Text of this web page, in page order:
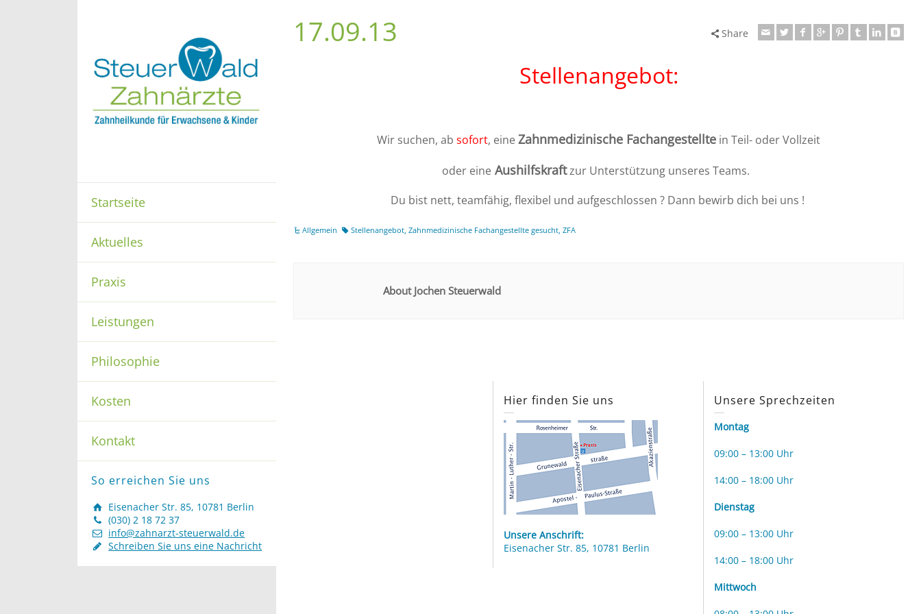
Startseite
Aktuelles
Praxis
Leistungen
Philosophie
Kosten
Kontakt
So erreichen Sie uns
Eisenacher Str. 85, 10781 Berlin
(030) 2 18 72 37
info@zahnarzt-steuerwald.de
Schreiben Sie uns eine Nachricht
17.09.13 Share
Stellenangebot:
Wir suchen, ab sofort, eineZahnmedizinische Fachangestellte in Teil- oder Vollzeit
oder eine Aushilfskraftzur Unterstützung unseres Teams.
Du bist nett, teamfähig, flexibel und aufgeschlossen ? Dann bewirb dich bei uns !
Allgemein Stellenangebot, Zahnmedizinische Fachangestellte gesucht, ZFA
About Jochen Steuerwald
Hier finden Sie uns
Unsere Anschrift:
Eisenacher Str. 85, 10781 Berlin
Unsere Sprechzeiten
Montag
09:00 – 13:00 Uhr
14:00 – 18:00 Uhr
Dienstag
09:00 – 13:00 Uhr
14:00 – 18:00 Uhr
Mittwoch